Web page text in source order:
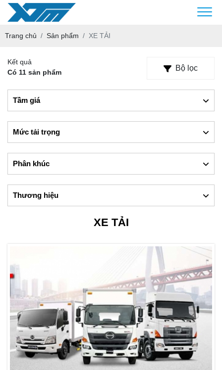
Trang chủ Sản phẩm XE TẢI
Kết quả
Có 11 sản phẩm
Bộ lọc
Tầm giá
Mức tải trọng
Phân khúc
Thương hiệu
XE TẢI